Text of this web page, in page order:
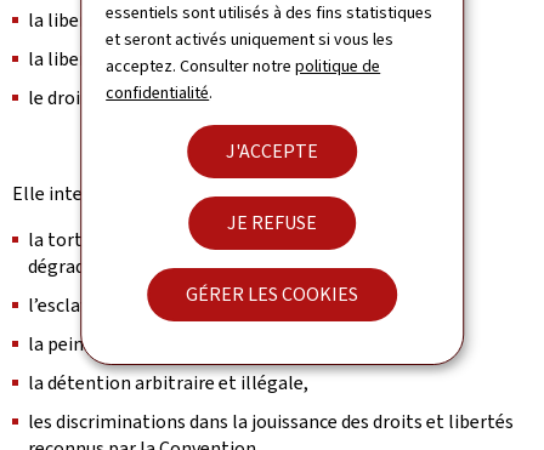
essentiels sont utilisés à des fins statistiques
et seront activés uniquement si vous les
acceptez. Consulter notrepolitique de
confidentialité.
J'ACCEPTE
JE REFUSE
GÉRER LES COOKIES
la liberté d’expression,
la liberté de pensée, de conscience et de religion,
le droit au respect de ses biens.
Elle interdit notamment :
la torture et les peines ou traitements inhumains ou
dégradants,
l’esclavage et le travail forcé,
la peine de mort,
la détention arbitraire et illégale,
les discriminations dans la jouissance des droits et libertés